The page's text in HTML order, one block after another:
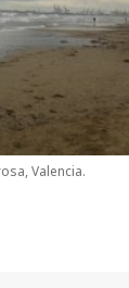
Valencia.
encuentro!